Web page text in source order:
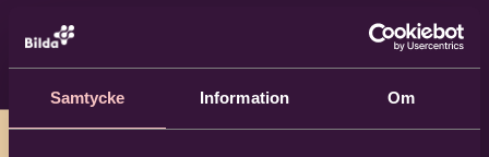
Samtycke Information Om